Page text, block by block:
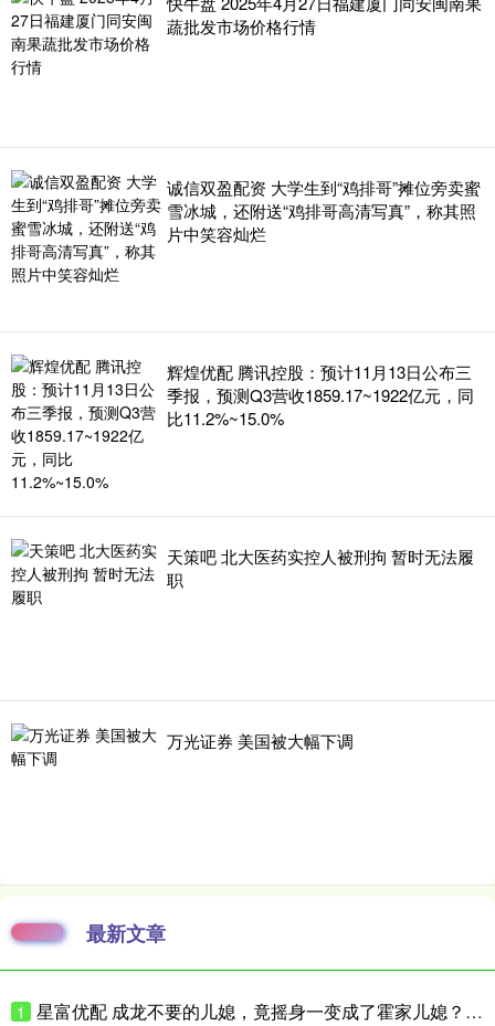
蔬批发市场价格行情
诚信双盈配资 大学生到“鸡排哥”摊位旁卖蜜
雪冰城，还附送“鸡排哥高清写真”，称其照
片中笑容灿烂
辉煌优配 腾讯控股：预计11月13日公布三
季报，预测Q3营收1859.17~1922亿元，同
比11.2%~15.0%
天策吧 北大医药实控人被刑拘 暂时无法履
职
万光证券 美国被大幅下调
最新文章
1 星富优配 成龙不要的儿媳，竟摇身一变成了霍家儿媳？感到意外的何止他一人